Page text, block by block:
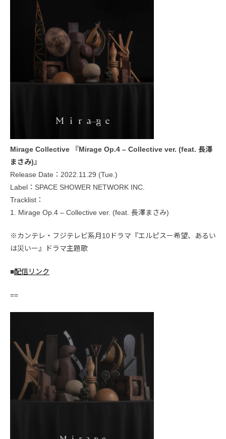
Mirage Collective 『Mirage Op.4 – Collective ver. (feat. 長澤
まさみ)』
Release Date：2022.11.29 (Tue.)
Label：SPACE SHOWER NETWORK INC.
Tracklist：
1. Mirage Op.4 – Collective ver. (feat. 長澤まさみ)
※カンテレ・フジテレビ系月10ドラマ『エルピスー希望、あるい
は災いー』ドラマ主題歌
■配信リンク
==